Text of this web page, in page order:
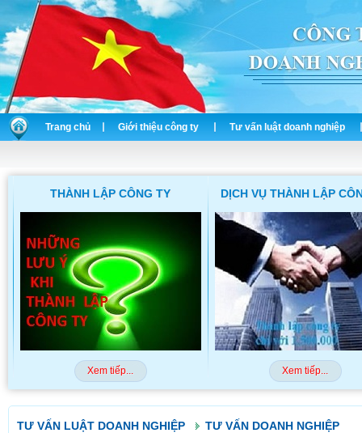
Trang chủ Giới thiệu công ty Tư vấn luật doanh nghiệp
THÀNH LẬP CÔNG TY
Xem tiếp...
DỊCH VỤ THÀNH LẬP
Xem tiếp...
TƯ VẤN LUẬT DOANH NGHIỆP TƯ VẤN DOANH NGHIỆP